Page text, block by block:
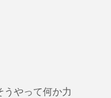
うやって何か力